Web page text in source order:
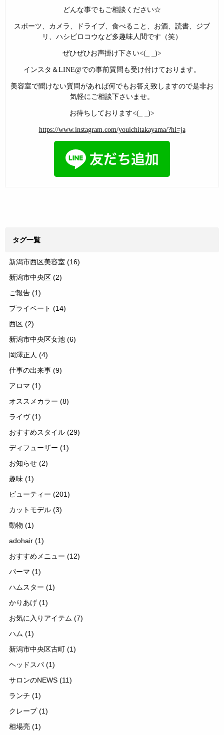
どんな事でもご相談ください☆
スポーツ、カメラ、ドライブ、食べること、お酒、読書、ジブ
リ、ハシビロコウなど多趣味人間です（笑）
ぜひぜひお声掛け下さい<(_ _)>
インスタ＆LINE@での事前質問も受け付けております。
美容室で聞けない質問があれば何でもお答え致しますので是非お
気軽にご相談下さいませ。
お待ちしております<(_ _)>
https://www.instagram.com/youichitakayama/?hl=ja
タグ一覧
新潟市西区美容室 (16)
新潟市中央区 (2)
ご報告 (1)
プライベート (14)
西区 (2)
新潟市中央区女池 (6)
岡澤正人 (4)
仕事の出来事 (9)
アロマ (1)
オススメカラー (8)
ライヴ(1)
おすすめスタイル (29)
ディフューザー (1)
お知らせ (2)
趣味 (1)
ビューティー (201)
カットモデル (3)
動物 (1)
adohair (1)
おすすめメニュー (12)
パーマ (1)
ハムスター (1)
かりあげ (1)
お気に入りアイテム (7)
ハム (1)
新潟市中央区古町 (1)
ヘッドスパ (1)
サロンのNEWS (11)
ランチ (1)
クレープ(1)
相場亮 (1)